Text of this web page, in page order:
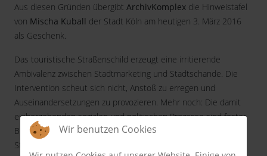
Aus diesen Gründen übergibt ArchivKomplex die Hinweistafel
von Mischa Kuball der Stadt Köln am heutigen 3. März 2016
als Geschenk.
Das touristische Straßenschild erzeugt eine irritierende
Ambivalenz zwischen Stadtmarketing und Stadtschande. Die
Intervention scheut sich nicht, Anstoß zu erregen und
Auseinandersetzungen zu provozieren. Mehr noch: Die damit
einhergehenden sozialen und politischen Prozesse sind fester
Bestandteil dieses künstlerischen Eingriffs in die
Stadtlandschaft.
Wir benutzen Cookies